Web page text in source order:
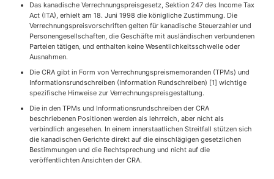
Das kanadische Verrechnungspreisgesetz, Sektion 247 des Income Tax
Act (ITA), erhielt am 18. Juni 1998 die königliche Zustimmung. Die
Verrechnungspreisvorschriften gelten für kanadische Steuerzahler und
Personengesellschaften, die Geschäfte mit ausländischen verbundenen
Parteien tätigen, und enthalten keine Wesentlichkeitsschwelle oder
Ausnahmen.
Die CRA gibt in Form von Verrechnungspreismemoranden (TPMs) und
Informationsrundschreiben (Information Rundschreiben) [1] wichtige
spezifische Hinweise zur Verrechnungspreisgestaltung.
Die in den TPMs und Informationsrundschreiben der CRA
beschriebenen Positionen werden als lehrreich, aber nicht als
verbindlich angesehen. In einem innerstaatlichen Streitfall stützen sich
die kanadischen Gerichte direkt auf die einschlägigen gesetzlichen
Bestimmungen und die Rechtsprechung und nicht auf die
veröffentlichten Ansichten der CRA.